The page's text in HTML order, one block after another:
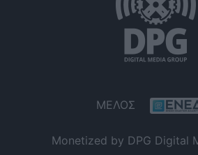
ΜΕΛΟΣ
Monetized by DPG Digital